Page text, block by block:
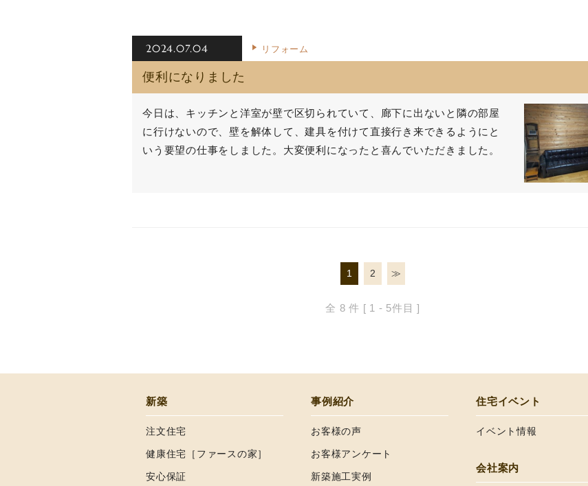
2024.07.04 リフォーム
便利になりました
今日は、キッチンと洋室が壁で区切られていて、廊下に出ないと隣の部屋
に行けないので、壁を解体して、建具を付けて直接行き来できるようにと
いう要望の仕事をしました。大変便利になったと喜んでいただきました。
1 2 ≫
全 8 件 [ 1 - 5件目 ]
新築
注文住宅
健康住宅［ファースの家］
安心保証
事例紹介
お客様の声
お客様アンケート
新築施工実例
住宅イベント
イベント情報
会社案内